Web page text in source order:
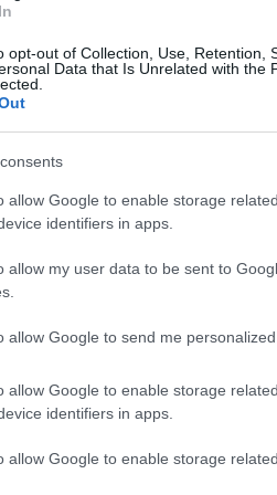
opt-out of Collection, Use, Retention,
Data that Is Unrelated with the
allow Google to enable storage
identifiers in apps.
allow my user data to be sent to
allow Google to send me personalized
allow Google to enable storage
identifiers in apps.
allow Google to enable storage
della democrazia.
dall’autrice del libro che
puoi esprimerle
anzi, illustrarle anche
agli altri di parlare,
il
poi anche da un altro
di quelle del ministro e
per mille rivoli da
con il più debole e lo
paura degli argomenti